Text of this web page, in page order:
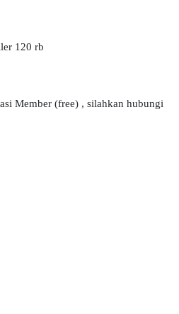
120 rb
Member (free) , silahkan hubungi